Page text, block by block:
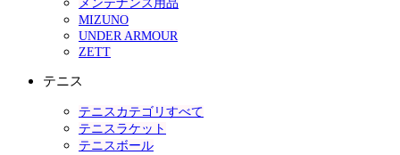
メンテナンス用品
MIZUNO
UNDER ARMOUR
ZETT
テニス
テニスカテゴリすべて
テニスラケット
テニスボール